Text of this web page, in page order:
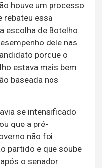
houve um processo
rebateu essa
escolha de Botelho
dele nas
porque o
estava mais bem
baseada nos
se intensificado
que a pré-
não foi
partido e que soube
o senador